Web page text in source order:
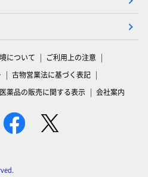
について
ご利用上の注意
古物営業法に基づく表記
医薬品の販売に関する表示 会社案内